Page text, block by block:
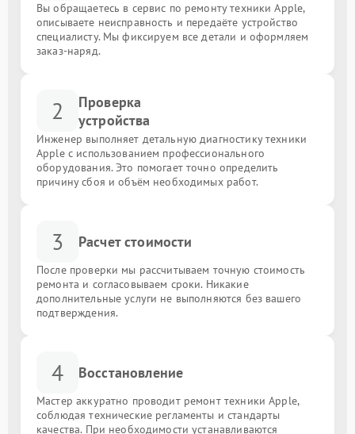
Вы обращаетесь в сервис по ремонту техники Apple,
описываете неисправность и передаёте устройство
специалисту. Мы фиксируем все детали и оформляем
заказ-наряд.
2
Проверка
устройства
Инженер выполняет детальную диагностику техники
Apple с использованием профессионального
оборудования. Это помогает точно определить
причину сбоя и объём необходимых работ.
3 Расчет стоимости
После проверки мы рассчитываем точную стоимость
ремонта и согласовываем сроки. Никакие
дополнительные услуги не выполняются без вашего
подтверждения.
4 Восстановление
Мастер аккуратно проводит ремонт техники Apple,
соблюдая технические регламенты и стандарты
качества. При необходимости устанавливаются